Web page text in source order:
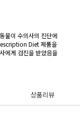
물이 수의사의 진단에
Diet 제품을
에게 검진을 받았음을
상품리뷰